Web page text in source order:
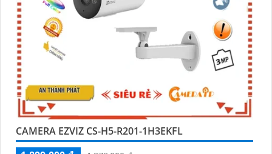
CAMERA EZVIZ CS-H5-R201-1H3EKFL